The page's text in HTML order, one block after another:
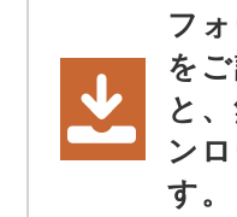
フ
を
と
ン
す。